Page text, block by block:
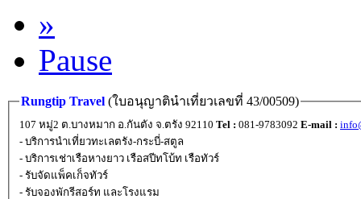
»
Pause
Rungtip Travel (ใบอนุญาตินำเที่ยวเลขที่ 43/00509)
107 หมู่2 ต.บางหมาก อ.กันตัง จ.ตรัง 92110 Tel : 081-9783092 E-mail :
- บริการนำเที่ยวทะเลตรัง-กระบี่-สตูล
- บริการเช่าเรือหางยาว เรือสปีทโบ้ท เรือทัวร์
- รับจัดแพ็คเก็จทัวร์
- รับจองพักรีสอร์ท และโรงแรม